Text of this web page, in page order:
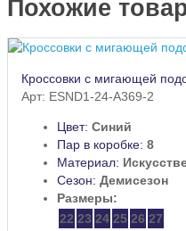
Похожие
Кроссовки с мигающей
Арт: ESND1-24-A369-2
Цвет: Синий
Пар в коробке: 8
Материал:
Сезон: Демисезон
Размеры:
22 23 24 25 26 27